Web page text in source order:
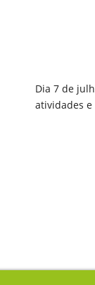
Dia 7 de
atividades e